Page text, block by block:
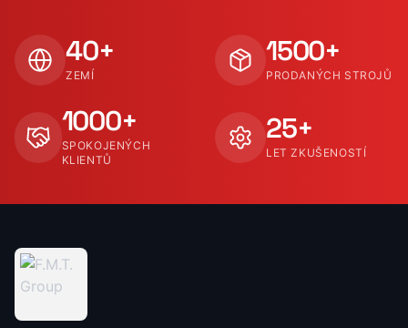
40+
ZEMÍ
1500+
PRODANÝCH STROJŮ
1000+
SPOKOJENÝCH
KLIENTŮ
25+
LET ZKUŠENOSTÍ